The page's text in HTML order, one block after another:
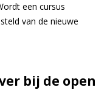
een cursus
van de nieuwe
bij de open